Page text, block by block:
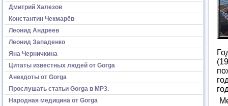
Дмитрий Халезов
Константин Чекмарёв
Леонид Андреев
Леонид Западенко
Яна Черничкина
Цитаты известных людей от Gorga
Анекдоты от Gorga
Прослушать статьи Gorga в МР3.
Народная медицина от Gorga